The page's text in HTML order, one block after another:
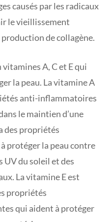
causés par les radicaux
le vieillissement
de collagène.
vitamines A, C et E qui
la peau. La vitamine A
anti-inflammatoires
le maintien d’une
des propriétés
protéger la peau contre
UV du soleil et des
La vitamine E est
propriétés
qui aident à protéger